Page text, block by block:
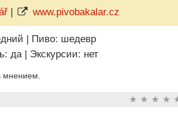
| www.pivobakalar.cz
| Пиво: шедевр
да | Экскурсии: нет
мнением.
★ ★ ★ ★